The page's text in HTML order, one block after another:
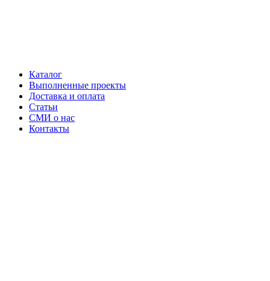
Каталог
Выполненные проекты
Доставка и оплата
Статьи
СМИ о нас
Контакты